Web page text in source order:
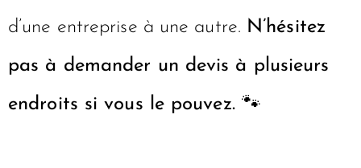
d’une entreprise à une autre. N’hésitez
pas à demander un devis à plusieurs
endroits si vous le pouvez. 🐾